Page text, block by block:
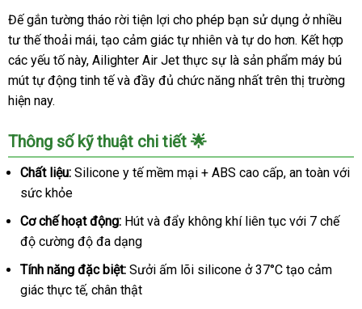
Đế gắn tường tháo rời tiện lợi cho phép bạn sử dụng ở nhiều
tư thế thoải mái, tạo cảm giác tự nhiên và tự do hơn. Kết hợp
các yếu tố này, Ailighter Air Jet thực sự là sản phẩm máy bú
mút tự động tinh tế và đầy đủ chức năng nhất trên thị trường
hiện nay.
Thông số kỹ thuật chi tiết 🌟
Chất liệu: Silicone y tế mềm mại + ABS cao cấp, an toàn với
sức khỏe
Cơ chế hoạt động: Hút và đẩy không khí liên tục với 7 chế
độ cường độ đa dạng
Tính năng đặc biệt: Sưởi ấm lõi silicone ở 37°C tạo cảm
giác thực tế, chân thật